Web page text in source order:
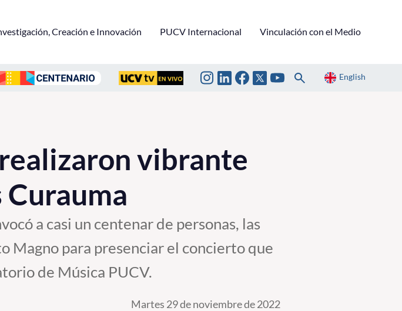
Creación e Innovación PUCV Internacional Vinculación con el Medio
English
vibrante
a casi un centenar de personas, las
Magno para presenciar el concierto que
de Música PUCV.
Martes 29 de noviembre de 2022